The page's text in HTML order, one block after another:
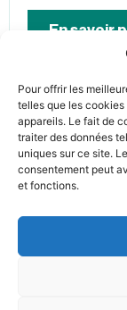
Pour offrir les
telles que les
appareils. Le fait de
traiter des données
uniques sur ce site.
consentement peut
et fonctions.
En savoir